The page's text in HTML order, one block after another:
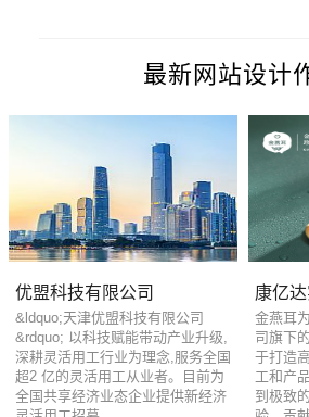
最新网站设计
优盟科技有限公司
&ldquo;天津优盟科技有限公司
&rdquo; 以科技赋能带动产业升级,
深耕灵活用工行业为理念,服务全国
超2 亿的灵活用工从业者。目前为
全国共享经济业态企业提供新经济
康亿
金燕耳
司旗下
于打造
工和产
到极致